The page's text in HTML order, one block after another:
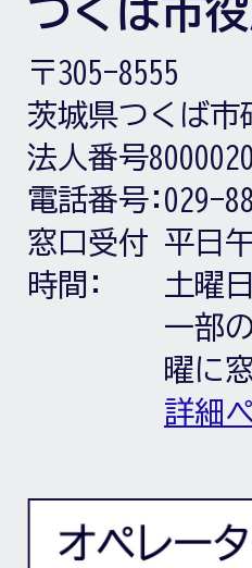
つくば市
〒305-8555
茨城県つくば市
法人番号
電話番号: 029-
窓口受付
時間:
平日
土曜
一部
曜に
詳細